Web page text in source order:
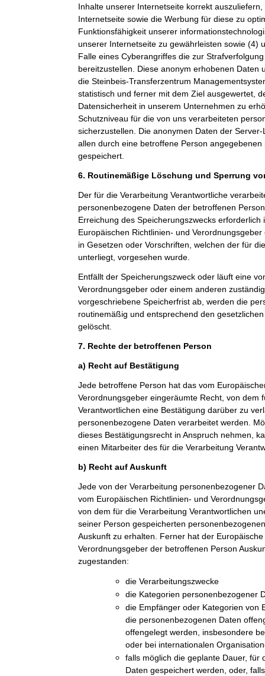
Inhalte unserer Internetseite korrekt
Internetseite sowie die Werbung für diese zu
Funktionsfähigkeit unserer
unserer Internetseite zu gewährleisten sowie (4)
Falle eines Cyberangriffes die zur
bereitzustellen. Diese anonym erhobenen Daten
die Steinbeis-Transferzentrum
statistisch und ferner mit dem Ziel ausgewertet,
Datensicherheit in unserem Unternehmen zu
Schutzniveau für die von uns verarbeiteten
sicherzustellen. Die anonymen Daten der
allen durch eine betroffene Person
gespeichert.
6. Routinemäßige Löschung und Sperrung
Der für die Verarbeitung Verantwortliche
personenbezogene Daten der betroffenen
Erreichung des Speicherungszwecks
Europäischen Richtlinien- und
in Gesetzen oder Vorschriften, welchen der für
unterliegt, vorgesehen wurde.
Entfällt der Speicherungszweck oder läuft eine
Verordnungsgeber oder einem anderen
vorgeschriebene Speicherfrist ab, werden die
routinemäßig und entsprechend den
gelöscht.
7. Rechte der betroffenen Person
a) Recht auf Bestätigung
Jede betroffene Person hat das vom
Verordnungsgeber eingeräumte Recht, von dem
Verantwortlichen eine Bestätigung darüber zu
personenbezogene Daten verarbeitet werden.
dieses Bestätigungsrecht in Anspruch nehmen,
einen Mitarbeiter des für die Verarbeitung
b) Recht auf Auskunft
Jede von der Verarbeitung personenbezogener
vom Europäischen Richtlinien- und
von dem für die Verarbeitung Verantwortlichen
seiner Person gespeicherten
Auskunft zu erhalten. Ferner hat der
Verordnungsgeber der betroffenen Person
zugestanden:
die Verarbeitungszwecke
die Kategorien personenbezogener
die Empfänger oder Kategorien von
die personenbezogenen Daten
offengelegt werden, insbesondere
oder bei internationalen
falls möglich die geplante Dauer, für
Daten gespeichert werden, oder,